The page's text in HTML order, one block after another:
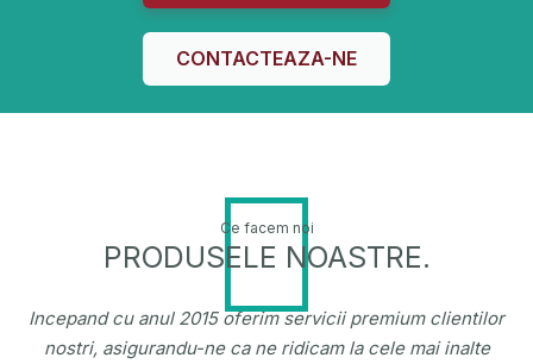
CONTACTEAZA-NE
Ce facem noi
PRODUSELE NOASTRE.
Incepand cu anul 2015 oferim servicii premium clientilor
nostri, asigurandu-ne ca ne ridicam la cele mai inalte